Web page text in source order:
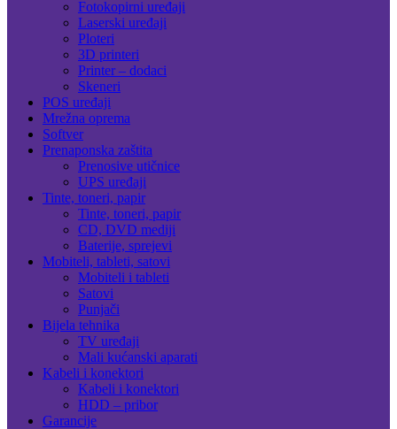
Fotokopirni uređaji
Laserski uređaji
Ploteri
3D printeri
Printer – dodaci
Skeneri
POS uređaji
Mrežna oprema
Softver
Prenaponska zaštita
Prenosive utičnice
UPS uređaji
Tinte, toneri, papir
Tinte, toneri, papir
CD, DVD mediji
Baterije, sprejevi
Mobiteli, tableti, satovi
Mobiteli i tableti
Satovi
Punjači
Bijela tehnika
TV uređaji
Mali kućanski aparati
Kabeli i konektori
Kabeli i konektori
HDD – pribor
Garancije